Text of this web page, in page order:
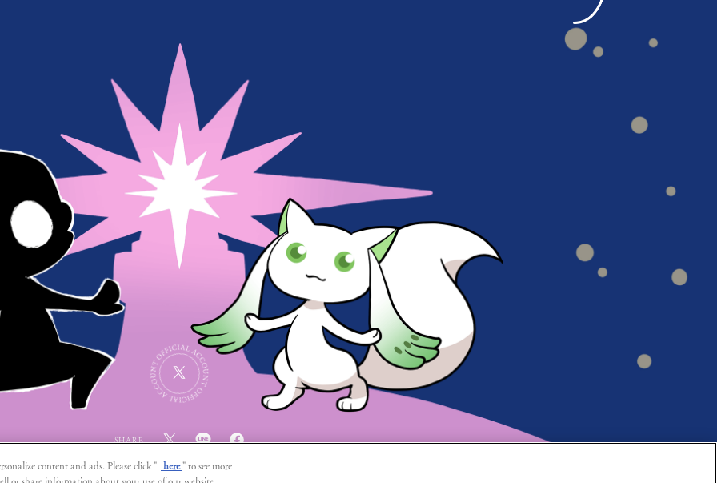
#66
#64
SHARE
content and ads. Please click " here" to see more